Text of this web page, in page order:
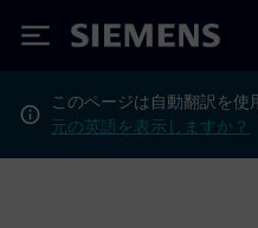
Siemens
このページは自動翻訳を使
元の英語を表示しますか？